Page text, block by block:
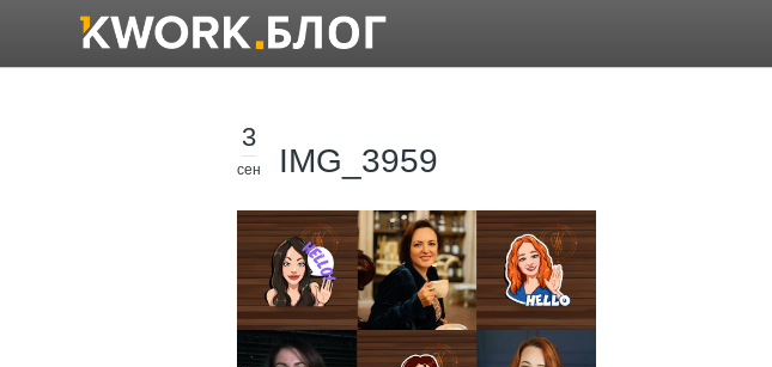
3
сен IMG_3959